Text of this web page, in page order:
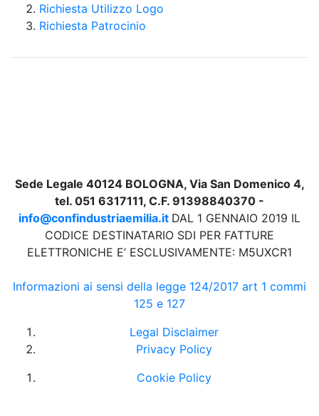
Richiesta Utilizzo Logo
Richiesta Patrocinio
Sede Legale 40124 BOLOGNA, Via San Domenico 4,
tel. 051 6317111, C.F. 91398840370 -
info@confindustriaemilia.it DAL 1 GENNAIO 2019 IL
CODICE DESTINATARIO SDI PER FATTURE
ELETTRONICHE E’ ESCLUSIVAMENTE: M5UXCR1
Informazioni ai sensi della legge 124/2017 art 1 commi
125 e 127
Legal Disclaimer
Privacy Policy
Cookie Policy